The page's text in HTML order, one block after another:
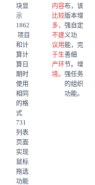
布，该
版本增
强自定
义功
能，完
善细
节。增
强任务
的组织
功能。
内容
比较
多，
不建
议用
于生
产环
境。
块显
示
1862
项目
和计
算计
算日
期时
使用
相同
的格
式
731
列表
页面
实现
鼠标
拖选
功能